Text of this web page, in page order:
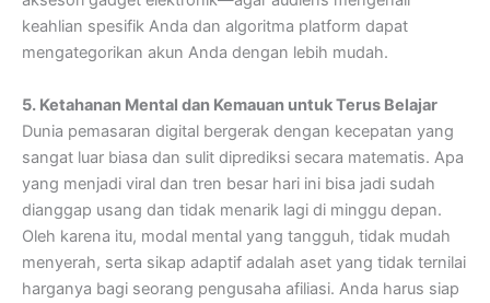
keahlian spesifik Anda dan algoritma platform dapat
mengategorikan akun Anda dengan lebih mudah.
5. Ketahanan Mental dan Kemauan untuk Terus Belajar
Dunia pemasaran digital bergerak dengan kecepatan yang
sangat luar biasa dan sulit diprediksi secara matematis. Apa
yang menjadi viral dan tren besar hari ini bisa jadi sudah
dianggap usang dan tidak menarik lagi di minggu depan.
Oleh karena itu, modal mental yang tangguh, tidak mudah
menyerah, serta sikap adaptif adalah aset yang tidak ternilai
harganya bagi seorang pengusaha afiliasi. Anda harus siap